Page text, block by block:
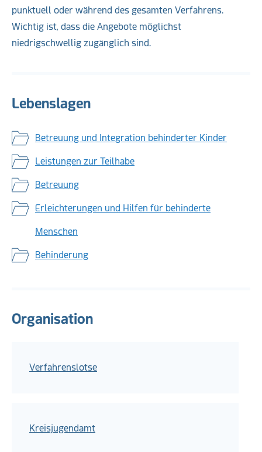
punktuell oder während des gesamten Verfahrens.
Wichtig ist, dass die Angebote möglichst
niedrigschwellig zugänglich sind.
Lebenslagen
Betreuung und Integration behinderter Kinder
Leistungen zur Teilhabe
Betreuung
Erleichterungen und Hilfen für behinderte
Menschen
Behinderung
Organisation
Verfahrenslotse
Kreisjugendamt